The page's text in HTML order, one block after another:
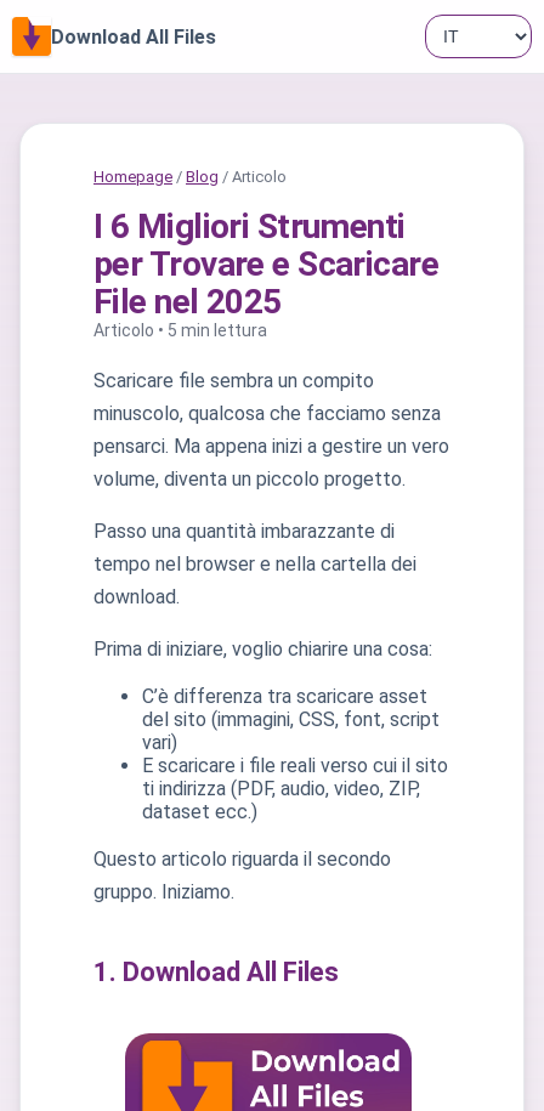
Download All Files
Homepage / Blog / Articolo
I 6 Migliori Strumenti
per Trovare e Scaricare
File nel 2025
Articolo • 5 min lettura
Scaricare file sembra un compito
minuscolo, qualcosa che facciamo senza
pensarci. Ma appena inizi a gestire un vero
volume, diventa un piccolo progetto.
Passo una quantità imbarazzante di
tempo nel browser e nella cartella dei
download.
Prima di iniziare, voglio chiarire una cosa:
C’è differenza tra scaricare asset
del sito (immagini, CSS, font, script
vari)
E scaricare i file reali verso cui il sito
ti indirizza (PDF, audio, video, ZIP,
dataset ecc.)
Questo articolo riguarda il secondo
gruppo. Iniziamo.
1. Download All Files